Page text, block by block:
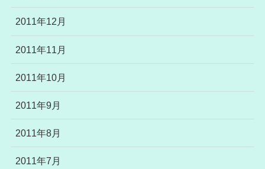
2011年12月
2011年11月
2011年10月
2011年9月
2011年8月
2011年7月